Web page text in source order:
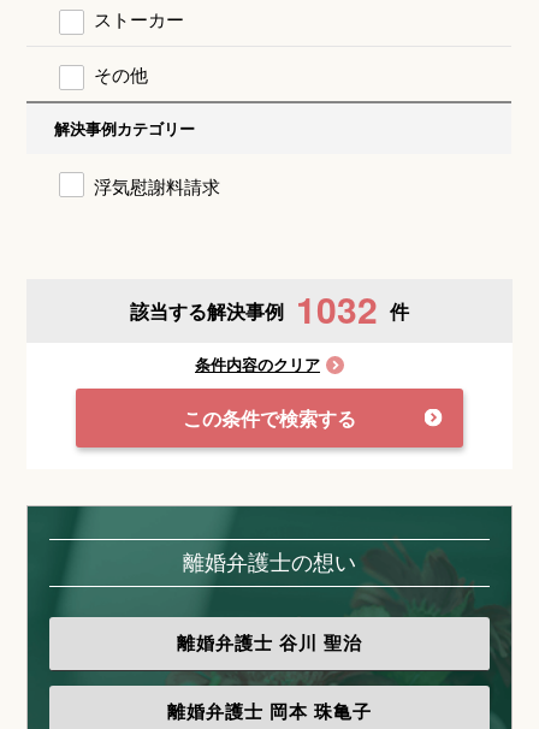
ストーカー
その他
解決事例カテゴリー
浮気慰謝料請求
該当する解決事例 1032 件
条件内容のクリア
この条件で検索する
離婚弁護士の想い
離婚弁護士 谷川 聖治
離婚弁護士 岡本 珠亀子